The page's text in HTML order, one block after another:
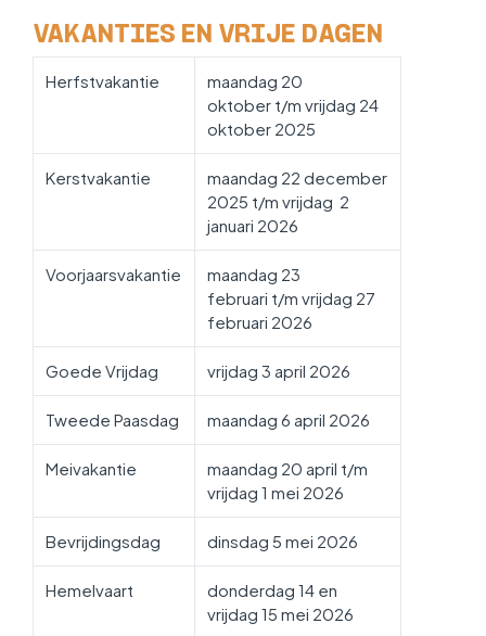
VAKANTIES EN VRIJE DAGEN
Herfstvakantie
maandag 20
oktober t/m vrijdag 24
oktober 2025
Kerstvakantie
maandag 22 december
2025 t/m vrijdag 2
januari 2026
Voorjaarsvakantie
maandag 23
februari t/m vrijdag 27
februari 2026
Goede Vrijdag vrijdag 3 april 2026
Tweede Paasdag maandag 6 april 2026
Meivakantie
maandag 20 april t/m
vrijdag 1 mei 2026
Bevrijdingsdag dinsdag 5 mei 2026
Hemelvaart
donderdag 14 en
vrijdag 15 mei 2026